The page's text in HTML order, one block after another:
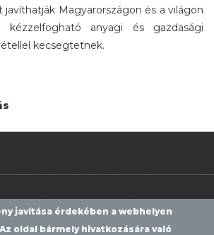
Magyarországon és a világon
kézzelfogható anyagi és gazdasági
kecsegtetnek.
javítása érdekében a webhelyen
Az oldal bármely hivatkozására való